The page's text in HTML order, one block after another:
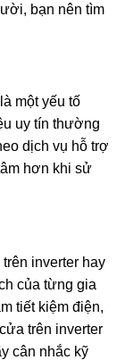
bạn nên tìm
một yếu tố
uy tín thường
dịch vụ hỗ trợ
hơn khi sử
inverter hay
của từng gia
tiết kiệm điện,
trên inverter
cân nhắc kỹ